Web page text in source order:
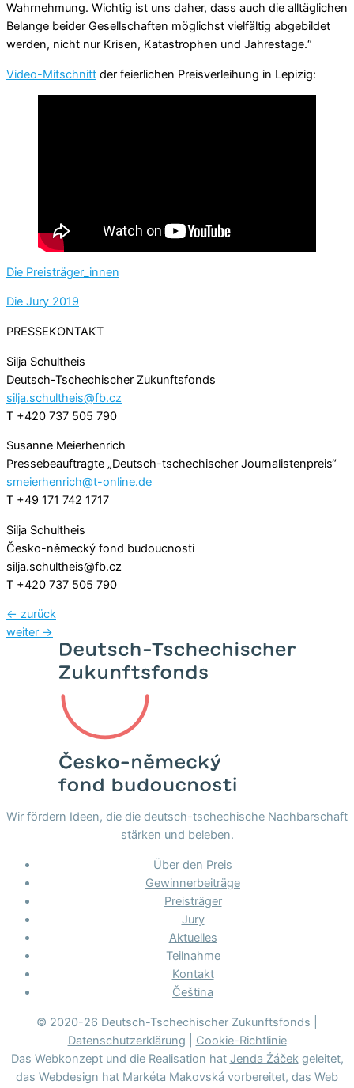
Wahrnehmung. Wichtig ist uns daher, dass auch die alltäglichen
Belange beider Gesellschaften möglichst vielfältig abgebildet
werden, nicht nur Krisen, Katastrophen und Jahrestage.“
Video-Mitschnitt der feierlichen Preisverleihung in Lepizig:
Die Preisträger_innen
Die Jury 2019
PRESSEKONTAKT
Silja Schultheis
Deutsch-Tschechischer Zukunftsfonds
silja.schultheis@fb.cz
T +420 737 505 790
Susanne Meierhenrich
Pressebeauftragte „Deutsch-tschechischer Journalistenpreis“
smeierhenrich@t-online.de
T +49 171 742 1717
Silja Schultheis
Česko-německý fond budoucnosti
silja.schultheis@fb.cz
T +420 737 505 790
← zurück
weiter →
Wir fördern Ideen, die die deutsch-tschechische Nachbarschaft
stärken und beleben.
Über den Preis
Gewinnerbeiträge
Preisträger
Jury
Aktuelles
Teilnahme
Kontakt
Čeština
© 2020-26 Deutsch-Tschechischer Zukunftsfonds |
Datenschutzerklärung
Cookie-Richtlinie
Das Webkonzept und die Realisation hat Jenda Žáčekgeleitet,
das Webdesign hat Markéta Makovská vorbereitet, das Web